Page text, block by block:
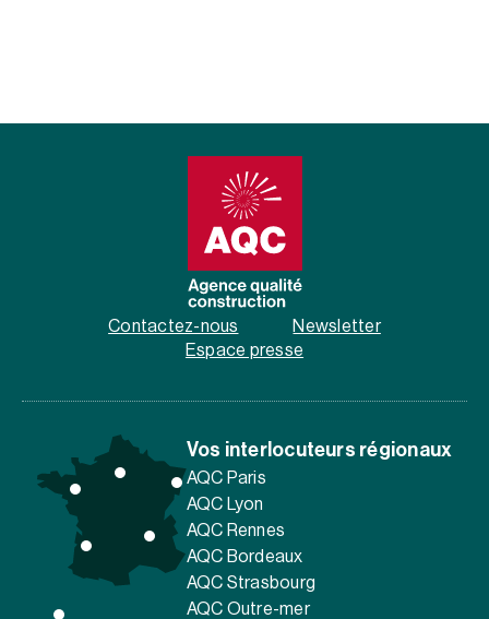
Contactez-nous
Newsletter
Espace presse
Vos interlocuteurs régionaux
AQC Paris
AQC Lyon
AQC Rennes
AQC Bordeaux
AQC Strasbourg
AQC Outre-mer